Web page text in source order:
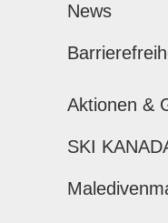
News
Aktionen &
SKI